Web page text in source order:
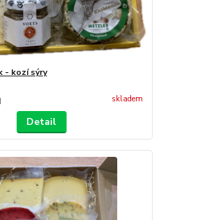
- kozí sýry
skladem
Detail